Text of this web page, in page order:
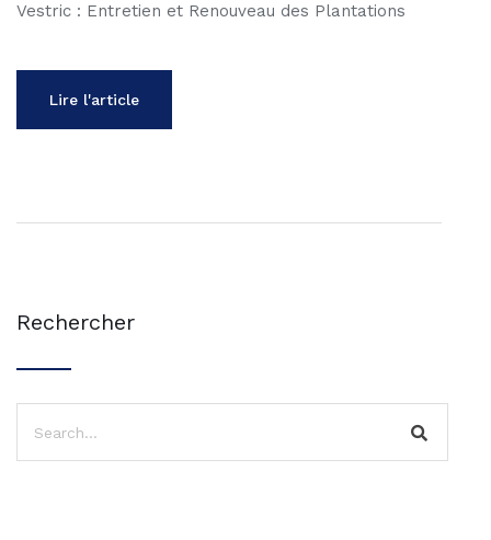
Vestric : Entretien et Renouveau des Plantations
Lire l'article
Rechercher